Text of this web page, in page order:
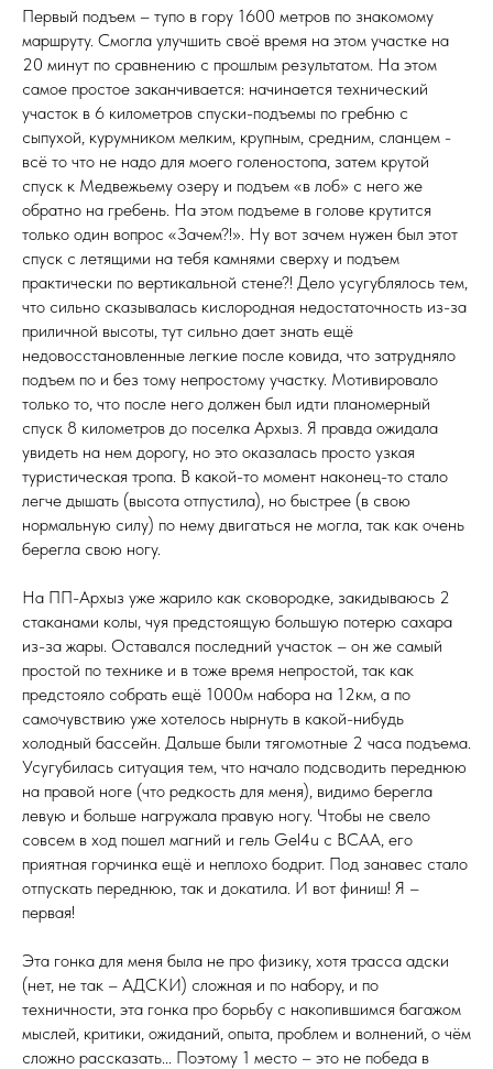
Первый подъем – тупо в гору 1600 метров по знакомому
маршруту. Смогла улучшить своё время на этом участке на
20 минут по сравнению с прошлым результатом. На этом
самое простое заканчивается: начинается технический
участок в 6 километров спуски-подъемы по гребню с
сыпухой, курумником мелким, крупным, средним, сланцем -
всё то что не надо для моего голеностопа, затем крутой
спуск к Медвежьему озеру и подъем «в лоб» с него же
обратно на гребень. На этом подъеме в голове крутится
только один вопрос «Зачем?!». Ну вот зачем нужен был этот
спуск с летящими на тебя камнями сверху и подъем
практически по вертикальной стене?! Дело усугублялось тем,
что сильно сказывалась кислородная недостаточность из-за
приличной высоты, тут сильно дает знать ещё
недовосстановленные легкие после ковида, что затрудняло
подъем по и без тому непростому участку. Мотивировало
только то, что после него должен был идти планомерный
спуск 8 километров до поселка Архыз. Я правда ожидала
увидеть на нем дорогу, но это оказалась просто узкая
туристическая тропа. В какой-то момент наконец-то стало
легче дышать (высота отпустила), но быстрее (в свою
нормальную силу) по нему двигаться не могла, так как очень
берегла свою ногу.
На ПП-Архыз уже жарило как сковородке, закидываюсь 2
стаканами колы, чуя предстоящую большую потерю сахара
из-за жары. Оставался последний участок – он же самый
простой по технике и в тоже время непростой, так как
предстояло собрать ещё 1000м набора на 12км, а по
самочувствию уже хотелось нырнуть в какой-нибудь
холодный бассейн. Дальше были тягомотные 2 часа подъема.
Усугубилась ситуация тем, что начало подсводить переднюю
на правой ноге (что редкость для меня), видимо берегла
левую и больше нагружала правую ногу. Чтобы не свело
совсем в ход пошел магний и гель Gel4u с BCAA, его
приятная горчинка ещё и неплохо бодрит. Под занавес стало
отпускать переднюю, так и докатила. И вот финиш! Я –
первая!
Эта гонка для меня была не про физику, хотя трасса адски
(нет, не так – АДСКИ) сложная и по набору, и по
техничности, эта гонка про борьбу с накопившимся багажом
мыслей, критики, ожиданий, опыта, проблем и волнений, о чём
сложно рассказать... Поэтому 1 место – это не победа в